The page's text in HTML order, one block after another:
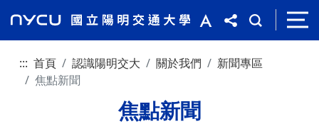
::: 首頁 認識陽明交大 關於我們
新聞專區
焦點新聞
焦點新聞